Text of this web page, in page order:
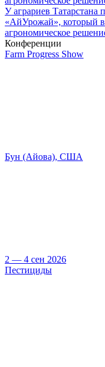
У аграриев
«АйУрожай», который
агрономическое
Конференции
Farm Progress Show
Бун (Айова), США
2 — 4 сен 2026
Пестициды